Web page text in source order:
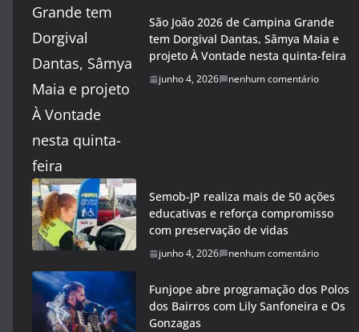
São João 2026 de Campina Grande
tem Dorgival Dantas, Sâmya Maia e
projeto À Vontade nesta quinta-feira
junho 4, 2026 nenhum comentário
Semob-JP realiza mais de 50 ações
educativas e reforça compromisso
com preservação de vidas
junho 4, 2026 nenhum comentário
Funjope abre programação dos Polos
dos Bairros com Lily Sanfoneira e Os
Gonzagas